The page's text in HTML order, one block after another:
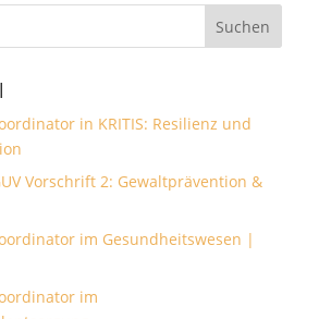
in KRITIS: Resilienz und
Vorschrift 2: Gewaltprävention &
im Gesundheitswesen |
im